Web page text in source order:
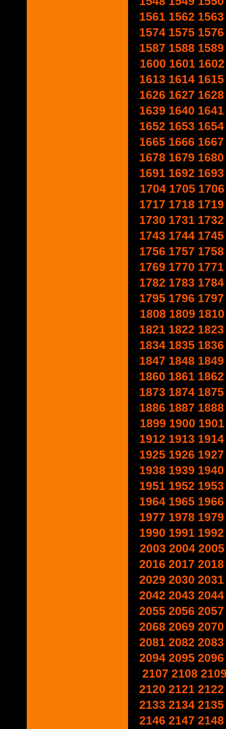
1561 1562 1563
1574 1575 1576
1587 1588 1589
1600 1601 1602
1613 1614 1615
1626 1627 1628
1639 1640 1641
1652 1653 1654
1665 1666 1667
1678 1679 1680
1691 1692 1693
1704 1705 1706
1717 1718 1719
1730 1731 1732
1743 1744 1745
1756 1757 1758
1769 1770 1771
1782 1783 1784
1795 1796 1797
1808 1809 1810
1821 1822 1823
1834 1835 1836
1847 1848 1849
1860 1861 1862
1873 1874 1875
1886 1887 1888
1899 1900 1901
1912 1913 1914
1925 1926 1927
1938 1939 1940
1951 1952 1953
1964 1965 1966
1977 1978 1979
1990 1991 1992
2003 2004 2005
2016 2017 2018
2029 2030 2031
2042 2043 2044
2055 2056 2057
2068 2069 2070
2081 2082 2083
2094 2095 2096
2107 2108
2120 2121 2122
2133 2134 2135
2146 2147 2148